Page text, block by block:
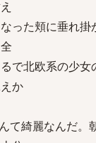
った頬に垂れ掛
で北欧系の少女
か
て綺麗なんだ。